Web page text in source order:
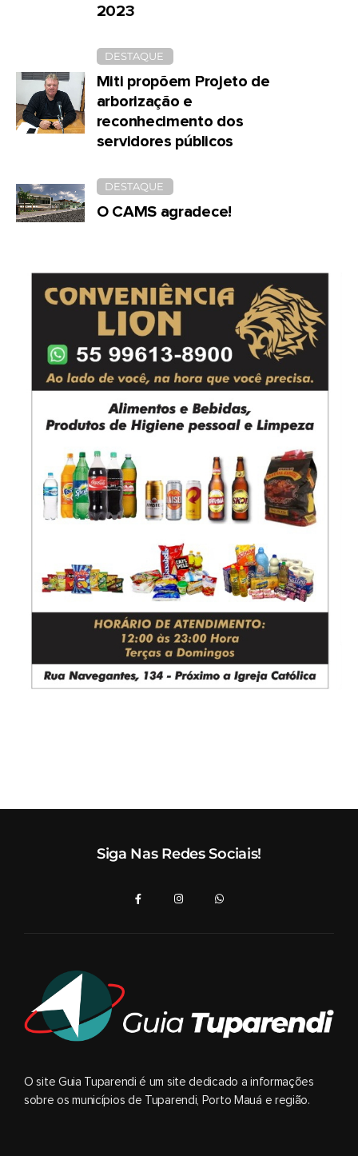
2023
DESTAQUE
Miti propõem Projeto de
arborização e
reconhecimento dos
servidores públicos
DESTAQUE
O CAMS agradece!
Siga Nas Redes Sociais!
O site Guia Tuparendi é um site dedicado a informações
sobre os municípios de Tuparendi, Porto Mauá e região.